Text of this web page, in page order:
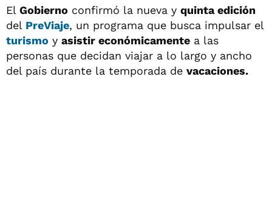
El Gobierno confirmó la nueva y quinta edición
del PreViaje, un programa que busca impulsar el
turismo y asistir económicamente a las
personas que decidan viajar a lo largo y ancho
del país durante la temporada de vacaciones.